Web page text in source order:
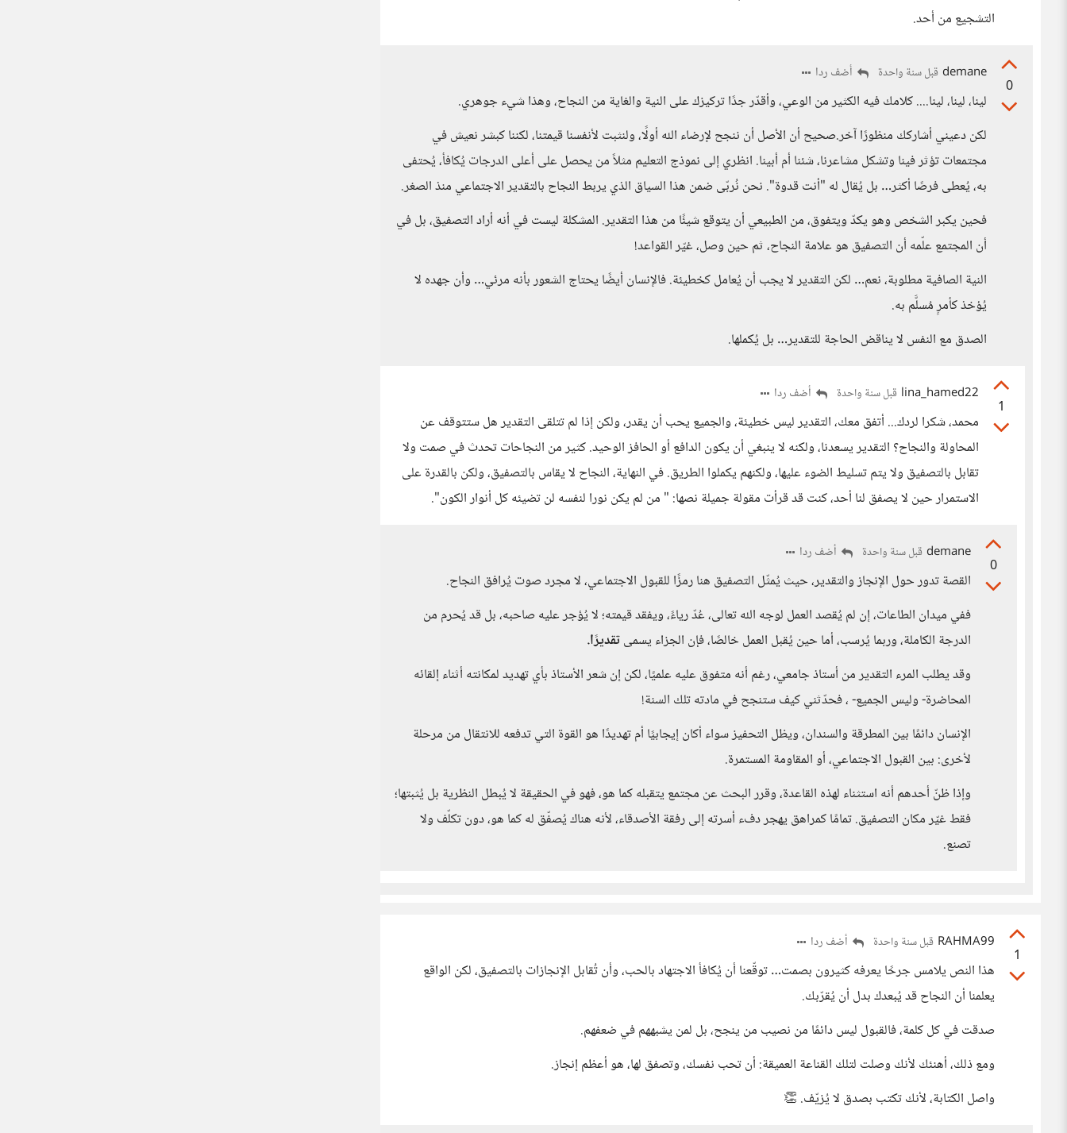
التشجيع من أحد.
0
demane قبل سنة واحدة أضف ردا
لينا، لينا، لينا.... كلامك فيه الكثير من الوعي، وأقدّر جدًا تركيزك على النية والغاية من النجاح، وهذا شيء جوهري.
لكن دعيني أشاركك منظورًا آخر.صحيح أن الأصل أن ننجح لإرضاء الله أولًا، ولنثبت لأنفسنا قيمتنا، لكننا كبشر نعيش في
مجتمعات تؤثر فينا وتشكل مشاعرنا، شئنا أم أبينا. انظري إلى نموذج التعليم مثلاً من يحصل على أعلى الدرجات يُكافأ، يُحتفى
به، يُعطى فرصًا أكثر… بل يُقال له "أنت قدوة". نحن نُربّى ضمن هذا السياق الذي يربط النجاح بالتقدير الاجتماعي منذ الصغر.
فحين يكبر الشخص وهو يكدّ ويتفوق، من الطبيعي أن يتوقع شيئًا من هذا التقدير. المشكلة ليست في أنه أراد التصفيق، بل في
أن المجتمع علّمه أن التصفيق هو علامة النجاح، ثم حين وصل، غيّر القواعد!
النية الصافية مطلوبة، نعم… لكن التقدير لا يجب أن يُعامل كخطيئة. فالإنسان أيضًا يحتاج الشعور بأنه مرئي… وأن جهده لا
يُؤخذ كأمرٍ مُسلَّم به.
الصدق مع النفس لا يناقض الحاجة للتقدير… بل يُكملها.
1
lina_hamed22 قبل سنة واحدة أضف ردا
محمد، شكرا لردك... أتفق معك، التقدير ليس خطيئة، والجميع يحب أن يقدر، ولكن إذا لم تتلقى التقدير هل ستتوقف عن
المحاولة والنجاح؟ التقدير يسعدنا، ولكنه لا ينبغي أن يكون الدافع أو الحافز الوحيد. كثير من النجاحات تحدث في صمت ولا
تقابل بالتصفيق ولا يتم تسليط الضوء عليها، ولكنهم يكملوا الطريق. في النهاية، النجاح لا يقاس بالتصفيق، ولكن بالقدرة على
الاستمرار حين لا يصفق لنا أحد، كنت قد قرأت مقولة جميلة نصها: " من لم يكن نورا لنفسه لن تضيئه كل أنوار الكون".
0
demane قبل سنة واحدة أضف ردا
القصة تدور حول الإنجاز والتقدير، حيث يُمثّل التصفيق هنا رمزًا للقبول الاجتماعي، لا مجرد صوت يُرافق النجاح.
ففي ميدان الطاعات، إن لم يُقصد العمل لوجه الله تعالى، عُدّ رياءً، ويفقد قيمته؛ لا يُؤجر عليه صاحبه، بل قد يُحرم من
الدرجة الكاملة، وربما يُرسب، أما حين يُقبل العمل خالصًا، فإن الجزاء يسمىتقديرًا.
وقد يطلب المرء التقدير من أستاذ جامعي، رغم أنه متفوق عليه علميًا، لكن إن شعر الأستاذ بأي تهديد لمكانته أثناء إلقائه
المحاضرة- وليس الجميع- ، فحدّثني كيف ستنجح في مادته تلك السنة!
الإنسان دائمًا بين المطرقة والسندان، ويظل التحفيز سواء أكان إيجابيًا أم تهديدًا هو القوة التي تدفعه للانتقال من مرحلة
لأخرى: بين القبول الاجتماعي، أو المقاومة المستمرة.
وإذا ظنّ أحدهم أنه استثناء لهذه القاعدة، وقرر البحث عن مجتمع يتقبله كما هو، فهو في الحقيقة لا يُبطل النظرية بل يُثبتها؛
فقط غيّر مكان التصفيق. تمامًا كمراهق يهجر دفء أسرته إلى رفقة الأصدقاء، لأنه هناك يُصفّق له كما هو، دون تكلّف ولا
تصنع.
1
RAHMA99 قبل سنة واحدة أضف ردا
هذا النص يلامس جرحًا يعرفه كثيرون بصمت… توقّعنا أن يُكافأ الاجتهاد بالحب، وأن تُقابل الإنجازات بالتصفيق، لكن الواقع
يعلمنا أن النجاح قد يُبعدك بدل أن يُقرّبك.
صدقت في كل كلمة، فالقبول ليس دائمًا من نصيب من ينجح، بل لمن يشبههم في ضعفهم.
ومع ذلك، أهنئك لأنك وصلت لتلك القناعة العميقة: أن تحب نفسك، وتصفق لها، هو أعظم إنجاز.
واصل الكتابة، لأنك تكتب بصدق لا يُزيّف. 👏